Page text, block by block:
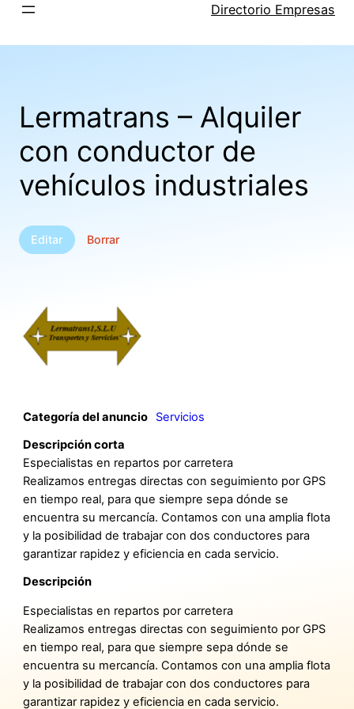
Saltar
Directorio Empresas
Lermatrans – Alquiler
con conductor de
vehículos industriales
Editar Borrar
Categoría del anuncio
Servicios
Descripción corta
Especialistas en repartos por carretera
Realizamos entregas directas con seguimiento por GPS
en tiempo real, para que siempre sepa dónde se
encuentra su mercancía. Contamos con una amplia flota
y la posibilidad de trabajar con dos conductores para
garantizar rapidez y eficiencia en cada servicio.
Descripción
Especialistas en repartos por carretera
Realizamos entregas directas con seguimiento por GPS
en tiempo real, para que siempre sepa dónde se
encuentra su mercancía. Contamos con una amplia flota
y la posibilidad de trabajar con dos conductores para
garantizar rapidez y eficiencia en cada servicio.